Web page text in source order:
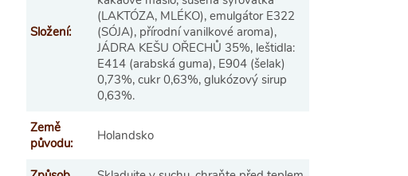
Složení:
(LAKTÓZA, MLÉKO), emulgátor E322
(SÓJA), přírodní vanilkové aroma),
JÁDRA KEŠU OŘECHŮ 35%, leštidla:
E414 (arabská guma), E904 (šelak)
0,73%, cukr 0,63%, glukózový sirup
0,63%.
Země
původu: Holandsko